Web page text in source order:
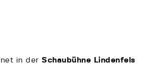
in der Schaubühne Lindenfels